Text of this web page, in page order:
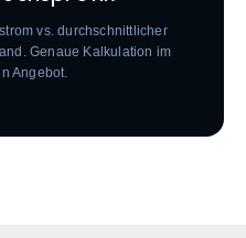
vs. durchschnittlicher
Genaue Kalkulation im
Angebot.